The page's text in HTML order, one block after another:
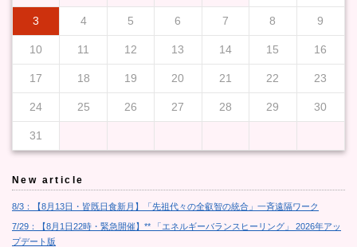
3 4 5 6 7 8 9
10 11 12 13 14 15 16
17 18 19 20 21 22 23
24 25 26 27 28 29 30
31
New article
8/3：【8月13日・皆既日食新月】「先祖代々の全叡智の統合」一斉遠隔ワーク
7/29：【8月1日22時・緊急開催】** 「エネルギーバランスヒーリング」 2026年アッ
プデート版